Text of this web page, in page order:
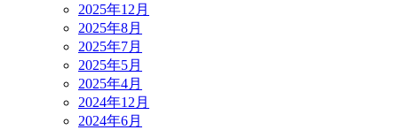
2025年12月
2025年8月
2025年7月
2025年5月
2025年4月
2024年12月
2024年6月